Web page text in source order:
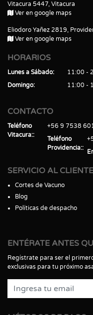
Vitacura 5447, Vitacura
Ver en google maps
Eliodoro Yañez 2819,
Ver en google maps
HORARIOS
Lunes a Sábado
11:00 -
Domingo
11:00 -
CONTACTO
Teléfono
Vitacura:
+56 9 7538
Teléfono
Providencia:
SERVICIO AL CLIENTE
Cortes de Vacuno
Blog
Políticas de despacho
ENTÉRATE ANTES
Regístrate para ser el
exclusivas para tu próximo